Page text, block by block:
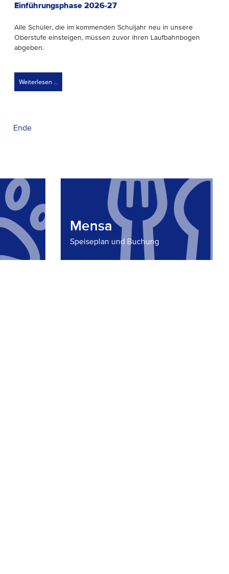
Einführungsphase 2026-27
Alle Schüler, die im kommenden Schuljahr neu in unsere
Oberstufe einsteigen, müssen zuvor ihren Laufbahnbogen
abgeben.
Weiterlesen …
Ende
Mensa
Speiseplan und Buchung